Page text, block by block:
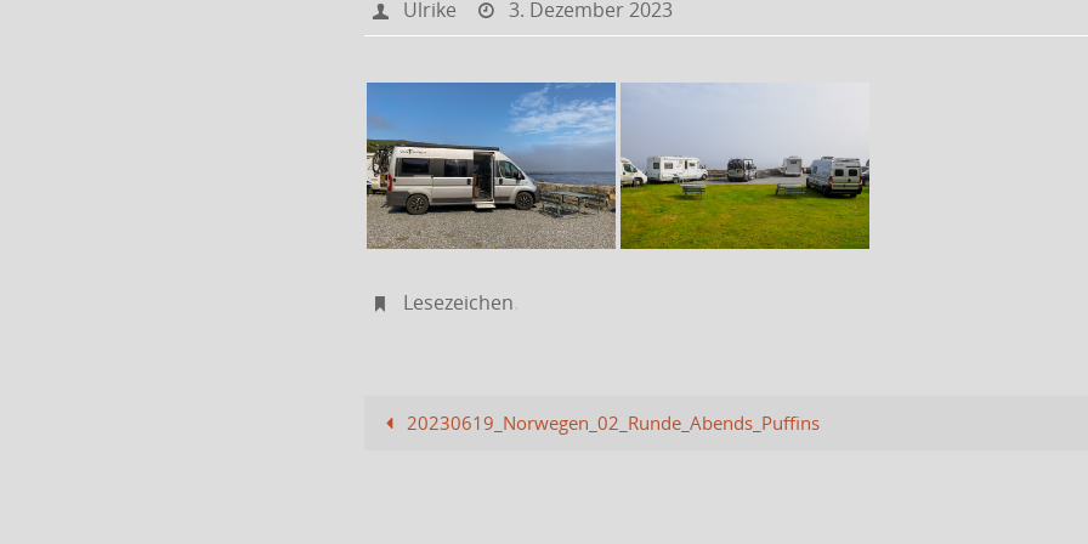
Ulrike 3. Dezember 2023
Lesezeichen.
20230619_Norwegen_02_Runde_Abends_Puffins